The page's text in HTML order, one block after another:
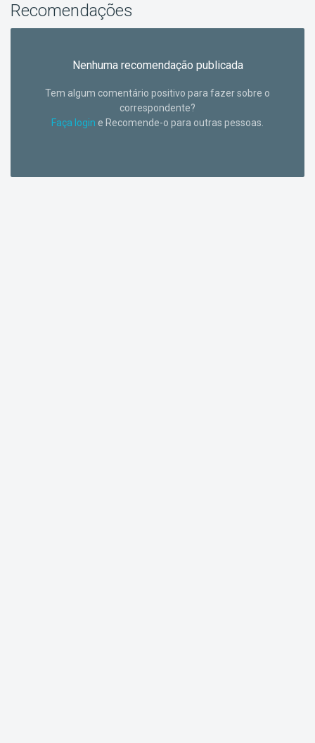
Recomendações
Nenhuma recomendação publicada
Tem algum comentário positivo para fazer sobre o
correspondente?
Faça login e Recomende-o para outras pessoas.